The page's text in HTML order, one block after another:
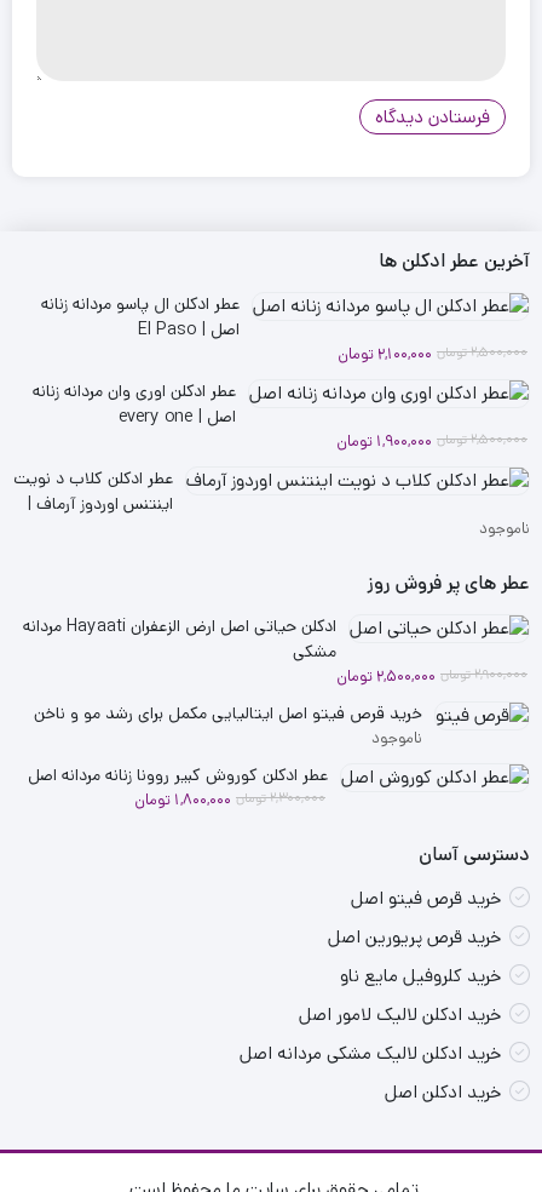
آخرین عطر ادکلن ها
عطر ادکلن ال پاسو مردانه زنانه
اصل | El Paso
2,500,000تومان
قیمت
اصلی
2,500,000 تومان
بود.
2,100,000 تومان
قیمت
فعلی
2,100,000 تومان
است.
عطر ادکلن اوری وان مردانه زنانه
اصل | every one
2,500,000تومان
قیمت
اصلی
2,500,000 تومان
بود.
1,900,000 تومان
قیمت
فعلی
1,900,000 تومان
است.
عطر ادکلن کلاب د نویت
اینتنس اوردوز آرماف |
ناموجود
عطر های پر فروش روز
ادکلن حیاتی اصل ارض الزعفران Hayaati مردانه
مشکی
2,900,000تومان
قیمت
اصلی
2,900,000 تومان
2,500,000 تومان
قیمت
فعلی
2,500,000 تومان
خرید قرص فیتو اصل ایتالیایی مکمل برای رشد مو و ناخن
ناموجود
عطر ادکلن کوروش کبیر روونا زنانه مردانه اصل
2,300,000تومان
قیمت
1,800,000 تومان
قیمت
دسترسی آسان
خرید قرص فیتو اصل
خرید قرص پریورین اصل
خرید کلروفیل مایع ناو
خرید ادکلن لالیک لامور اصل
خرید ادکلن لالیک مشکی مردانه اصل
خرید ادکلن اصل